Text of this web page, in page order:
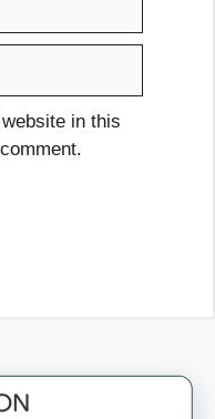
in this